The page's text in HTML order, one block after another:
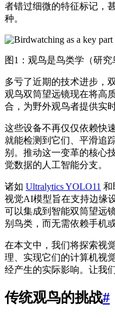
者错过细微的特征标记，
种。
图1：观鸟是鸟类学（研
多亏了近期的技术进步，
观鸟双筒望远镜现在将高
合，为野外观鸟者提供实时
这些设备不再仅仅依赖快
就能检测到它们、平滑追
别。推动这一变革的核心
觉数据的人工智能分支。
诸如 Ultralytics YOLO11 和
视觉AI模型旨在支持边缘
可以集成到智能双筒望远
别鸟类，而无需依赖手机
在本文中，我们将探索视
理、实现它们的计算机视
经产生的实际影响。让我
传统观鸟的挑战#